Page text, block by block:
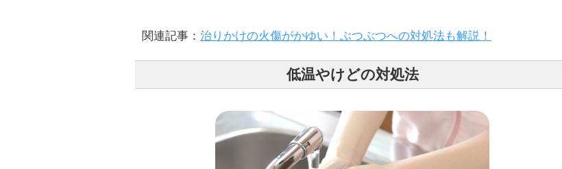
関連記事： 治りかけの火傷がかゆい！ぶつぶつへの対処法も解説！
低温やけどの対処法